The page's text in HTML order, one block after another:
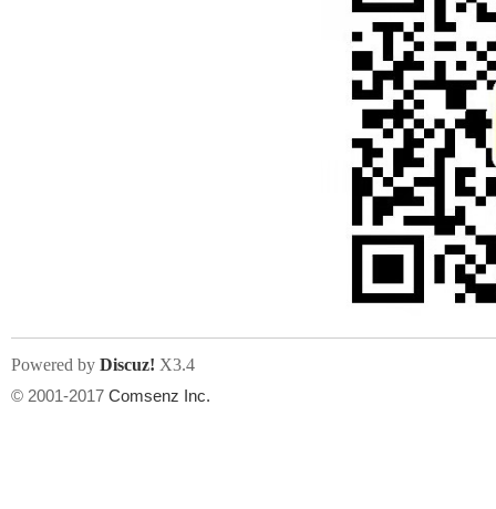
Powered by Discuz! X3.4
© 2001-2017 Comsenz Inc.